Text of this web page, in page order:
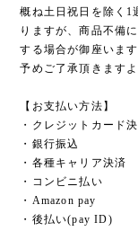
概ね土日祝日を除く1
りますが、商品不備
する場合が御座います
予めご了承頂きます
【お支払い方法】
・クレジットカード
・銀行振込
・各種キャリア決済
・コンビニ払い
・Amazon pay
・後払い(pay ID)